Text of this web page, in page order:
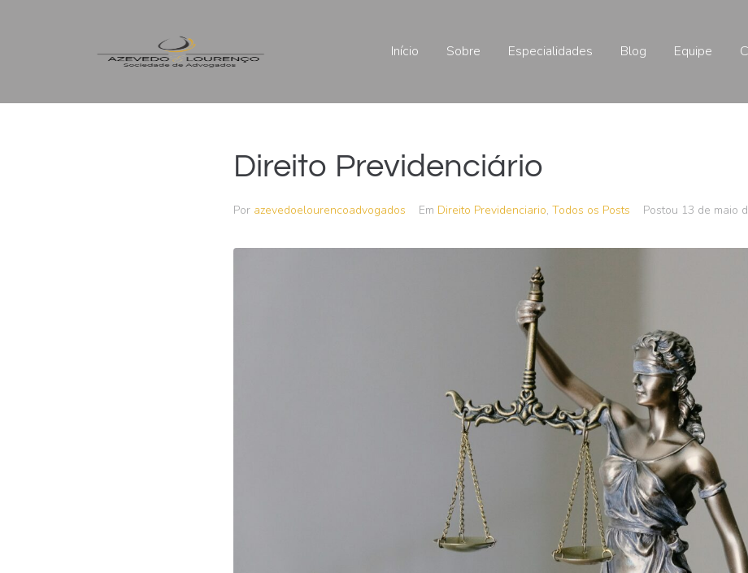
Início Sobre Especialidades Blog Equipe
Direito Previdenciário
Por azevedoelourencoadvogados Em Direito Previdenciario, Todos os Posts Postou 13 de maio